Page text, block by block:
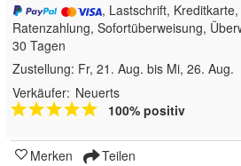
, Lastschrift,
Ratenzahlung, Sofortüberweisung,
30 Tagen
Zustellung: Fr, 21. Aug. bis Mi, 26. Aug.
Verkäufer: Neuerts
100% positiv
Merken Teilen